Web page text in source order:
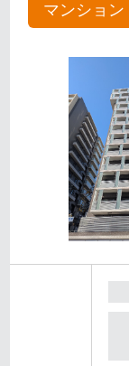
マンション